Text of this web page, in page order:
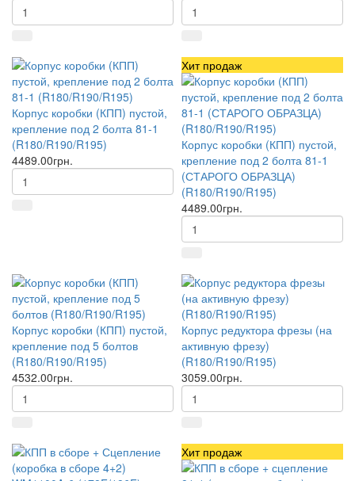
Корпус коробки (КПП) пустой,
крепление под 2 болта 81-1
(R180/R190/R195)
4489.00грн.
Хит продаж
Корпус коробки (КПП) пустой,
крепление под 2 болта 81-1
(СТАРОГО ОБРАЗЦА)
(R180/R190/R195)
4489.00грн.
Корпус коробки (КПП) пустой,
крепление под 5 болтов
(R180/R190/R195)
4532.00грн.
Корпус редуктора фрезы (на
активную фрезу)
(R180/R190/R195)
3059.00грн.
Хит продаж